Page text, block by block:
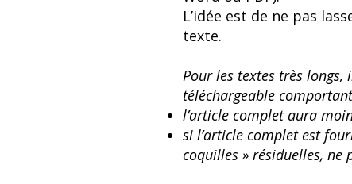
L’idée est de ne pas
texte.
Pour les textes très longs,
téléchargeable
l’article complet aura
si l’article complet est
coquilles » résiduelles,